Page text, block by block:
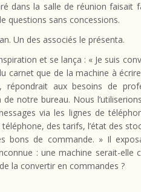
dans la salle de réunion faisait
questions sans concessions.
Un des associés le présenta.
et se lança : « Je suis
carnet que de la machine à
répondrait aux besoins de
notre bureau. Nous
via les lignes de
des tarifs, l’état des
bons de commande. » Il
: une machine serait-elle
la convertir en commandes ?